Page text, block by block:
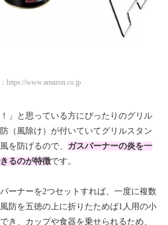
https://www.amazon.co.jp
」と思っている方にぴったりのグリル
（風除け）が付いていてグリルスタン
を防げるので、 ガスバーナーの炎を一
るのが特徴です。
ーナーを2つセットすれば、一度に複数
防を五徳の上に折りたためば1人用の小
き、カップや食器を乗せられるため、